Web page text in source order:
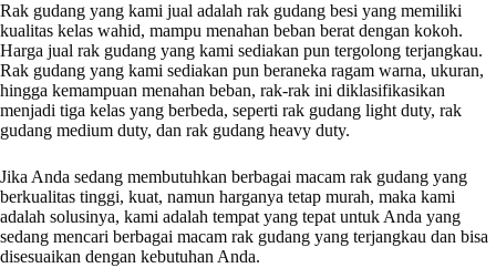
Rak gudang yang kami jual adalah rak gudang besi yang memiliki
kualitas kelas wahid, mampu menahan beban berat dengan kokoh.
Harga jual rak gudang yang kami sediakan pun tergolong terjangkau.
Rak gudang yang kami sediakan pun beraneka ragam warna, ukuran,
hingga kemampuan menahan beban, rak-rak ini diklasifikasikan
menjadi tiga kelas yang berbeda, seperti rak gudang light duty, rak
gudang medium duty, dan rak gudang heavy duty.
Jika Anda sedang membutuhkan berbagai macam rak gudang yang
berkualitas tinggi, kuat, namun harganya tetap murah, maka kami
adalah solusinya, kami adalah tempat yang tepat untuk Anda yang
sedang mencari berbagai macam rak gudang yang terjangkau dan bisa
disesuaikan dengan kebutuhan Anda.